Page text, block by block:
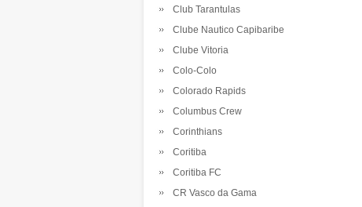
Club Tarantulas
Clube Nautico Capibaribe
Clube Vitoria
Colo-Colo
Colorado Rapids
Columbus Crew
Corinthians
Coritiba
Coritiba FC
CR Vasco da Gama